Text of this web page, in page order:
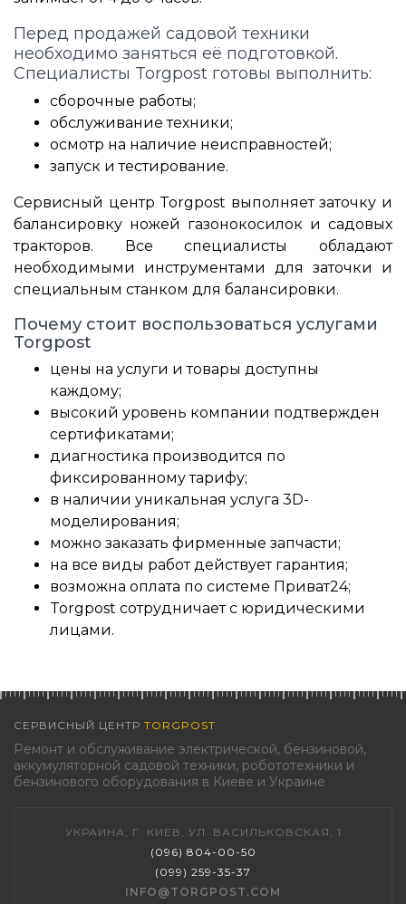
Перед продажей садовой техники
необходимо заняться её подготовкой.
Специалисты Torgpost готовы выполнить:
сборочные работы;
обслуживание техники;
осмотр на наличие неисправностей;
запуск и тестирование.
Сервисный центр Torgpost выполняет заточку и
балансировку ножей газонокосилок и садовых
тракторов. Все специалисты обладают
необходимыми инструментами для заточки и
специальным станком для балансировки.
Почему стоит воспользоваться услугами
Torgpost
цены на услуги и товары доступны
каждому;
высокий уровень компании подтвержден
сертификатами;
диагностика производится по
фиксированному тарифу;
в наличии уникальная услуга 3D-
моделирования;
можно заказать фирменные запчасти;
на все виды работ действует гарантия;
возможна оплата по системе Приват24;
Torgpost сотрудничает с юридическими
лицами.
СЕРВИСНЫЙ ЦЕНТР TORGPOST
Ремонт и обслуживание электрической, бензиновой,
аккумуляторной садовой техники, робототехники и
бензинового оборудования в Киеве и Украине
УКРАИНА, Г. КИЕВ, УЛ. ВАСИЛЬКОВСКАЯ, 1
(096) 804-00-50
(099) 259-35-37
INFO@TORGPOST.COM